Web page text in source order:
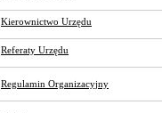
Kierownictwo Urzędu
Referaty Urzędu
Regulamin Organizacyjny